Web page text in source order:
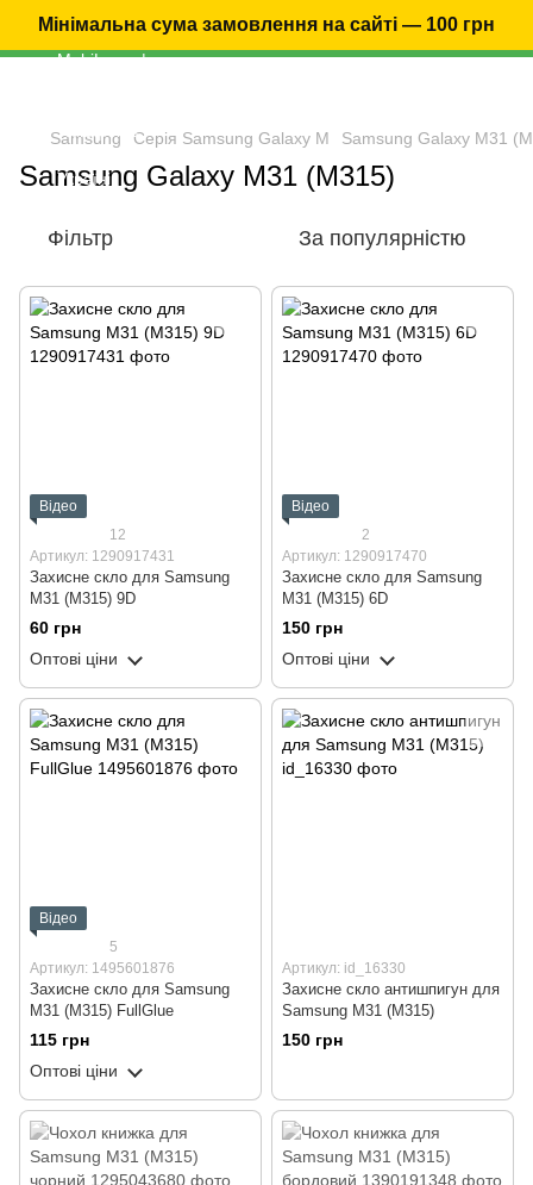
Мінімальна сума замовлення на сайті — 100 грн
Samsung Серія Samsung Galaxy M Samsung Galaxy M31
Samsung Galaxy M31 (M315)
Фільтр За популярністю
Відео
12
Артикул: 1290917431
Захисне скло для Samsung
M31 (M315) 9D
60 грн
Оптові ціни
Відео
2
Артикул: 1290917470
Захисне скло для Samsung
M31 (M315) 6D
150 грн
Оптові ціни
Відео
5
Артикул: 1495601876
Захисне скло для Samsung
M31 (M315) FullGlue
115 грн
Оптові ціни
Артикул: id_16330
Захисне скло антишпигун для
Samsung M31 (M315)
150 грн